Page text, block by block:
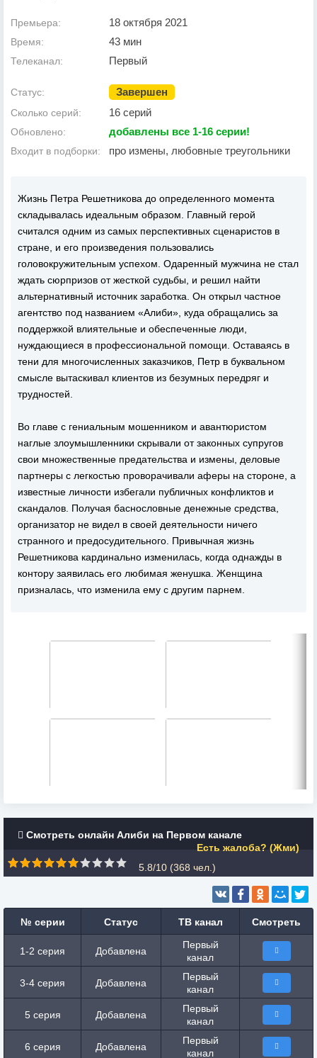
Премьера: 18 октября 2021
Время: 43 мин
Телеканал: Первый
Статус: Завершен
Сколько серий: 16 серий
Обновлено: добавлены все 1-16 серии!
Входит в подборки: про измены, любовные треугольники
Жизнь Петра Решетникова до определенного момента
складывалась идеальным образом. Главный герой
считался одним из самых перспективных сценаристов в
стране, и его произведения пользовались
головокружительным успехом. Одаренный мужчина не стал
ждать сюрпризов от жесткой судьбы, и решил найти
альтернативный источник заработка. Он открыл частное
агентство под названием «Алиби», куда обращались за
поддержкой влиятельные и обеспеченные люди,
нуждающиеся в профессиональной помощи. Оставаясь в
тени для многочисленных заказчиков, Петр в буквальном
смысле вытаскивал клиентов из безумных передряг и
трудностей.
Во главе с гениальным мошенником и авантюристом
наглые злоумышленники скрывали от законных супругов
свои множественные предательства и измены, деловые
партнеры с легкостью проворачивали аферы на стороне, а
известные личности избегали публичных конфликтов и
скандалов. Получая баснословные денежные средства,
организатор не видел в своей деятельности ничего
странного и предосудительного. Привычная жизнь
Решетникова кардинально изменилась, когда однажды в
контору заявилась его любимая женушка. Женщина
призналась, что изменила ему с другим парнем.
Смотреть онлайн Алиби на Первом канале
Есть жалоба? (Жми)
5.8/10 (368 чел.)
№ серии Статус ТВ канал Смотреть
1-2 серия Добавлена
Первый
канал
3-4 серия Добавлена
Первый
канал
5 серия Добавлена
Первый
канал
6 серия Добавлена
Первый
канал